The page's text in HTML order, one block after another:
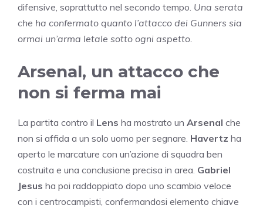
difensive, soprattutto nel secondo tempo. Una serata
che ha confermato quanto l’attacco dei Gunners sia
ormai un’arma letale sotto ogni aspetto.
Arsenal, un attacco che
non si ferma mai
La partita contro il Lens ha mostrato un Arsenal che
non si affida a un solo uomo per segnare. Havertz ha
aperto le marcature con un’azione di squadra ben
costruita e una conclusione precisa in area. Gabriel
Jesus ha poi raddoppiato dopo uno scambio veloce
con i centrocampisti, confermandosi elemento chiave